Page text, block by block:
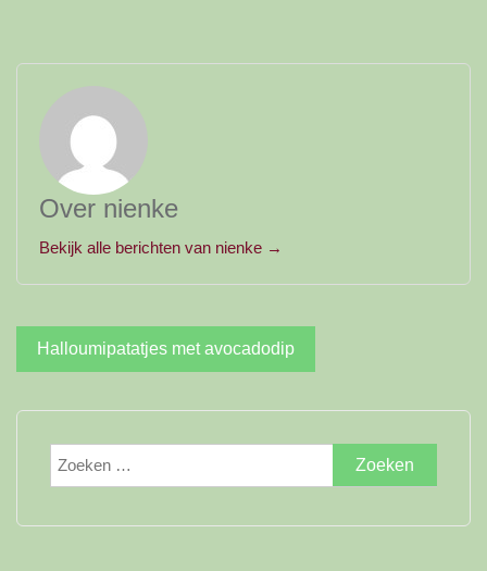
Over nienke
Bekijk alle berichten van nienke →
Bericht
navigatie
Halloumipatatjes met avocadodip
Zoeken
naar: